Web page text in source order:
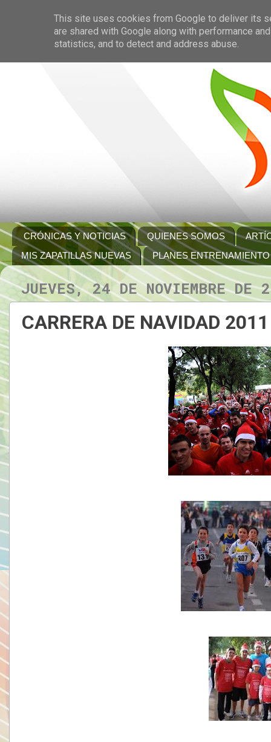
CRÓNICAS Y NOTICIAS QUIENES SOMOS
MIS ZAPATILLAS NUEVAS
PLANES ENTRENAMIENTO
JUEVES, 24 DE NOVIEMBRE DE
CARRERA DE NAVIDAD 2011
This site uses cookies from Google to deliver its
are shared with Google along with performance
statistics, and to detect and address abuse.